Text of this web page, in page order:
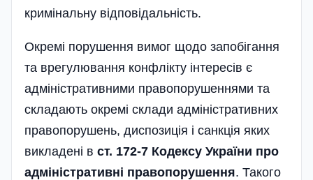
кримінальну відповідальність.
Окремі порушення вимог щодо запобігання
та врегулювання конфлікту інтересів є
адміністративними правопорушеннями та
складають окремі склади адміністративних
правопорушень, диспозиція і санкція яких
викладені в ст. 172-7 Кодексу України про
адміністративні правопорушення. Такого